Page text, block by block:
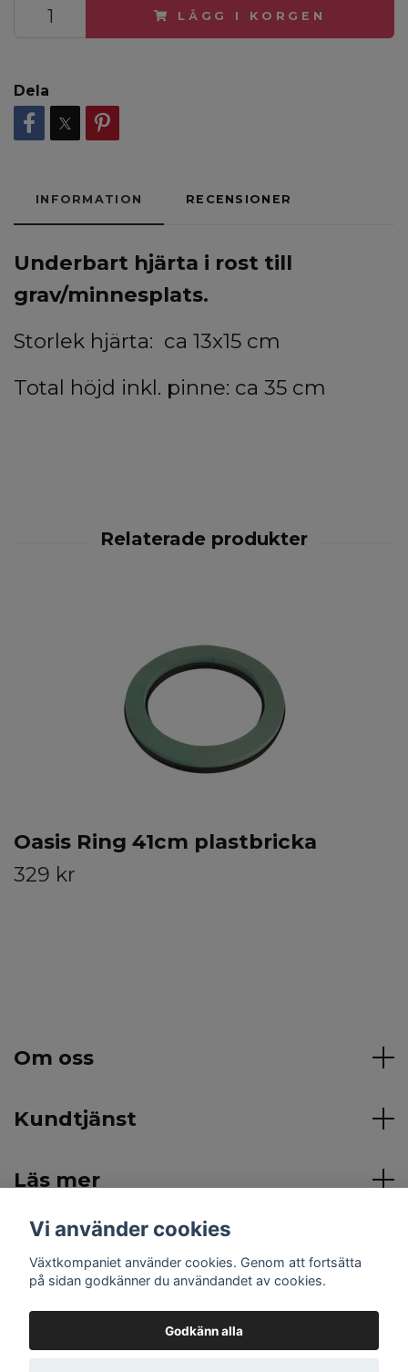
LÄGG I KORGEN
Dela
INFORMATION RECENSIONER
Underbart hjärta i rost till
grav/minnesplats.
Storlek hjärta: ca 13x15 cm
Total höjd inkl. pinne: ca 35 cm
Oasis Ring 41cm plastbricka
329 kr
Om oss
Kundtjänst
Läs mer
Sociala medier
Vi använder cookies
Växtkompaniet använder cookies. Genom att fortsätta
på sidan godkänner du användandet av cookies.
Godkänn alla